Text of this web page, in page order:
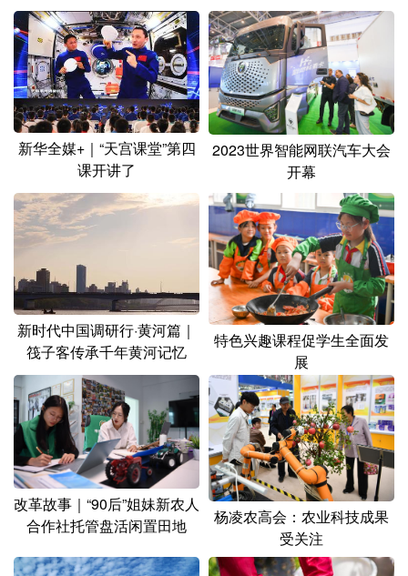
English Español Français عربى
Русский язык 日本語 한국어
Deutsch Português
新华全媒+｜“天宫课堂”第四
课开讲了
2023世界智能网联汽车大会
开幕
新时代中国调研行·黄河篇｜
筏子客传承千年黄河记忆
特色兴趣课程促学生全面发
展
改革故事｜“90后”姐妹新农人
合作社托管盘活闲置田地
杨凌农高会：农业科技成果
受关注